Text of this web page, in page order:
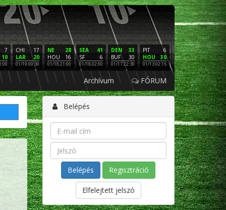
7
10
17
CHI
20
LAR
01/19 00:30
28
NE
16
HOU
01/18 21:00
41
SEA
6
SF
01/18 02:00
33
DEN
30
BUF
01/17 22:30
6
PIT
30
HOU
01/13 02:15
16
NE
3
LAC
01/12 02:00
PHI
SF
01/11
Archívum FÓRUM
Belépés
Regisztráció
Elfelejtett jelszó